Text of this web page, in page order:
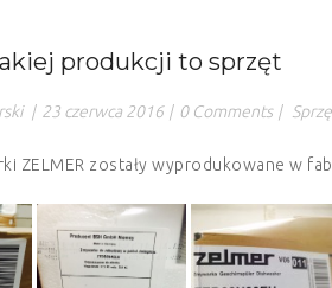
produkcji to sprzęt
| 23 czerwca 2016 | 0 Comments |
ZELMER zostały wyprodukowane w